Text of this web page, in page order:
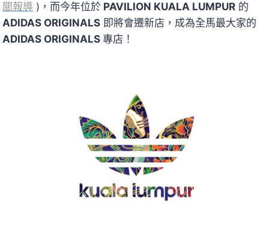
關報導 )，而今年位於 PAVILION KUALA LUMPUR 的
ADIDAS ORIGINALS 即將會遷新店，成為全馬最大家的
ADIDAS ORIGINALS 專店！